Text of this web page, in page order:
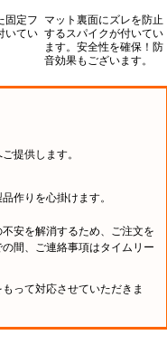
固定フ
いてい
マット裏面にズレを防止
するスパイクが付いてい
ます。安全性を確保！防
音効果もございます。
提供します。
作りを心掛けます。
安を解消するため、ご注文を
間、ご連絡事項はタイムリー
って対応させていただきま